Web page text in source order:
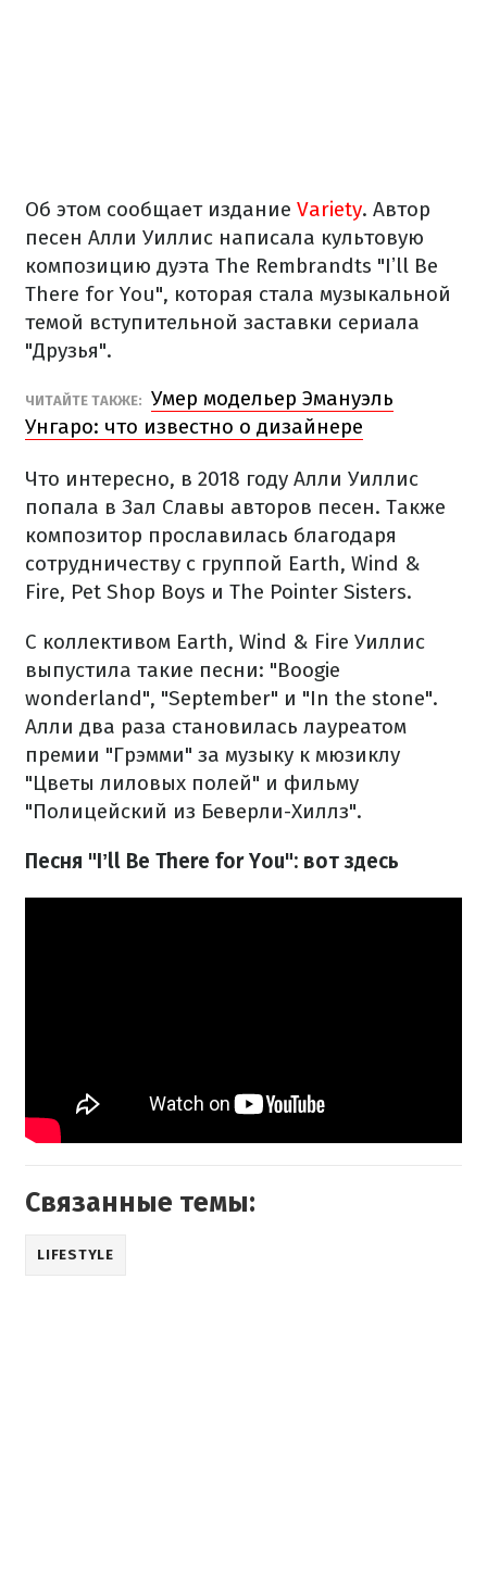
Об этом сообщает издание Variety. Автор
песен Алли Уиллис написала культовую
композицию дуэта The Rembrandts "Iʼll Be
There for You", которая стала музыкальной
темой вступительной заставки сериала
"Друзья".
ЧИТАЙТЕ ТАКЖЕ: Умер модельер Эмануэль
Унгаро: что известно о дизайнере
Что интересно, в 2018 году Алли Уиллис
попала в Зал Славы авторов песен. Также
композитор прославилась благодаря
сотрудничеству с группой Earth, Wind &
Fire, Pet Shop Boys и The Pointer Sisters.
С коллективом Earth, Wind & Fire Уиллис
выпустила такие песни: "Boogie
wonderland", "September" и "In the stone".
Алли два раза становилась лауреатом
премии "Грэмми" за музыку к мюзиклу
"Цветы лиловых полей" и фильму
"Полицейский из Беверли-Хиллз".
Песня "Iʼll Be There for You": вот здесь
Связанные темы:
LIFESTYLE